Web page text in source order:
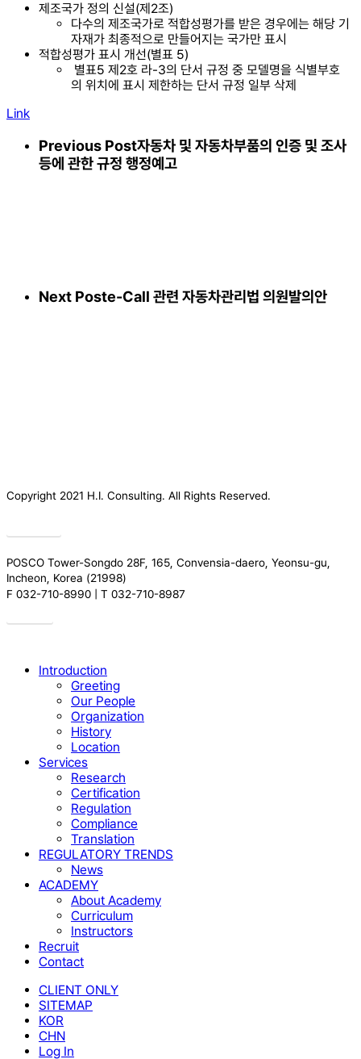
제조국가 정의 신설(제2조)
다수의 제조국가로 적합성평가를 받은 경우에는 해당 기
자재가 최종적으로 만들어지는 국가만 표시
적합성평가 표시 개선(별표 5)
별표5 제2호 라-3의 단서 규정 중 모델명을 식별부호
의 위치에 표시 제한하는 단서 규정 일부 삭제
Link
Previous Post자동차 및 자동차부품의 인증 및 조사
등에 관한 규정 행정예고
Next Poste-Call 관련 자동차관리법 의원발의안
Copyright 2021 H.I. Consulting. All Rights Reserved.​
POSCO Tower-Songdo 28F, 165, Convensia-daero, Yeonsu-gu,
Incheon, Korea (21998)
F 032-710-8990 | T 032-710-8987
Close
Introduction
Greeting
Our People
Organization
History
Location
Services
Research
Certification
Regulation
Compliance
Translation
REGULATORY TRENDS
News
ACADEMY
About Academy
Curriculum
Instructors
Recruit
Contact
CLIENT ONLY
SITEMAP
KOR
CHN
Log In